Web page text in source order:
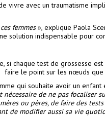
vivre avec un traumatisme
femmes», explique Paola
solution indispensable pour
si chaque test de grossesse
faire le point sur les nœuds
qui souhaite avoir un
nécessaire de ne pas focaliser
ou pères, de faire des
de modifier aussi sa vie